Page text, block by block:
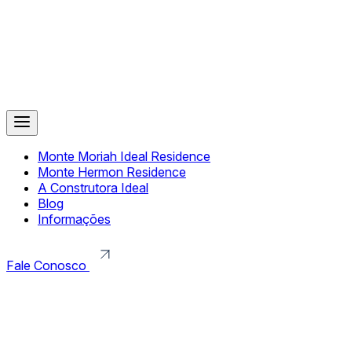
Monte Moriah Ideal Residence
Monte Hermon Residence
A Construtora Ideal
Blog
Informações
Fale Conosco